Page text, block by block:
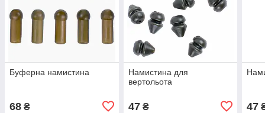
Буферна намистина
68 ₴
Намистина для
вертольота
47₴ 47